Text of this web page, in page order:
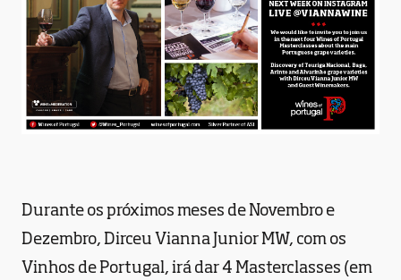
Durante os próximos meses de Novembro e
Dezembro, Dirceu Vianna Junior MW, com os
Vinhos de Portugal, irá dar 4 Masterclasses (em